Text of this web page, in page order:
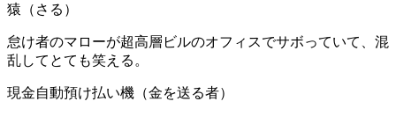
猿（さる）
怠け者のマローが超高層ビルのオフィスでサボっていて、混
乱してとても笑える。
現金自動預け払い機（金を送る者）